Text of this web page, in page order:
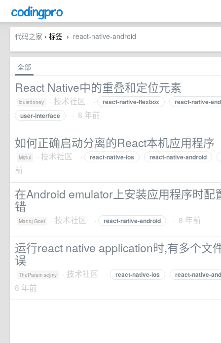
代码之家 › 标签 › react-native-android
全部
React Native中的重叠和定位元素
louiedooey · 技术社区 · react-native-flexbox
react-native-
user-interface
· 8 年前
如何正确启动分离的React本机应用程序
Mizlul · 技术社区 · react-native-ios react-native-android
前
在Android emulator上安装应用程序时配
错
Manoj Goel · 技术社区 · react-native-android · 8 年前
运行react native application时,有多个文
误
TheParam sejmy · 技术社区 · react-native-ios react-native-
8 年前